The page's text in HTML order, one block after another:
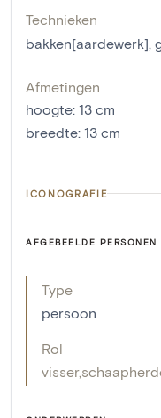
Technieken
bakken[aardewerk]
Afmetingen
hoogte: 13 cm
breedte: 13 cm
ICONOGRAFIE
AFGEBEELDE
Type
persoon
Rol
visser,